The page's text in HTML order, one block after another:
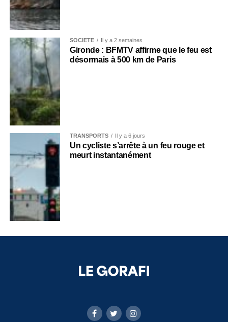
SOCIÉTÉ Il y a 2 semaines
Gironde : BFMTV affirme que le feu est
désormais à 500 km de Paris
TRANSPORTS Il y a 6 jours
Un cycliste s’arrête à un feu rouge et
meurt instantanément